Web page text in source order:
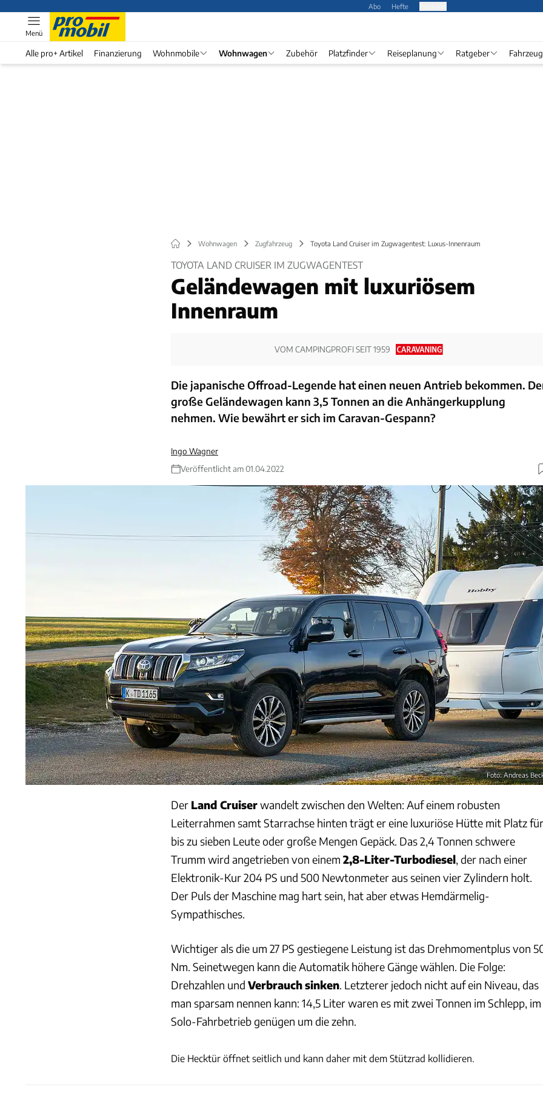
Abo Hefte
Menü
Alle pro+ Artikel Finanzierung Wohnmobile Wohnwagen Zubehör Platzfinder Reiseplanung Ratgeber
Wohnwagen Zugfahrzeug Toyota Land Cruiser im Zugwagentest: Luxus-Innenraum
TOYOTA LAND CRUISER IM ZUGWAGENTEST
Geländewagen mit luxuriösem
Innenraum
VOM CAMPINGPROFI SEIT 1959
Die japanische Offroad-Legende hat einen neuen Antrieb bekommen.
große Geländewagen kann 3,5 Tonnen an die Anhängerkupplung
nehmen. Wie bewährt er sich im Caravan-Gespann?
Ingo Wagner
Veröffentlicht am 01.04.2022
Foto: Andreas
Der Land Cruiserwandelt zwischen den Welten: Auf einem robusten
Leiterrahmen samt Starrachse hinten trägt er eine luxuriöse Hütte mit Platz für
bis zu sieben Leute oder große Mengen Gepäck. Das 2,4 Tonnen schwere
Trumm wird angetrieben von einem 2,8-Liter-Turbodiesel , der nach einer
Elektronik-Kur 204 PS und 500 Newtonmeter aus seinen vier Zylindern holt.
Der Puls der Maschine mag hart sein, hat aber etwas Hemdärmelig-
Sympathisches.
Wichtiger als die um 27 PS gestiegene Leistung ist das Drehmomentplus von
Nm. Seinetwegen kann die Automatik höhere Gänge wählen. Die Folge:
Drehzahlen und Verbrauchsinken . Letzterer jedoch nicht auf ein Niveau, das
man sparsam nennen kann: 14,5 Liter waren es mit zwei Tonnen im Schlepp, im
Solo-Fahrbetrieb genügen um die zehn.
Die Hecktür öffnet seitlich und kann daher mit dem Stützrad kollidieren.